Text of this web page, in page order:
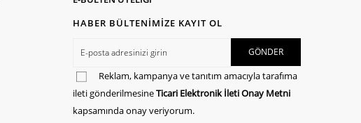
HABER BÜLTENİMİZE KAYIT OL
Reklam, kampanya ve tanıtım amacıyla tarafıma
ileti gönderilmesineTicari Elektronik İleti Onay Metni
kapsamında onay veriyorum.